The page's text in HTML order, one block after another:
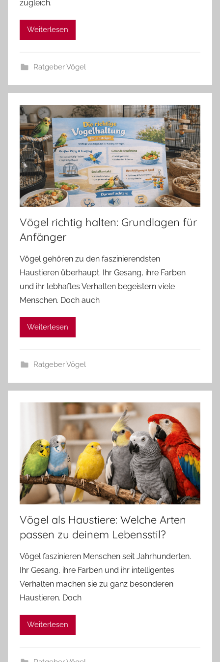
zugleich.
Weiterlesen
Ratgeber Vögel
Vögel richtig halten: Grundlagen für
Anfänger
Vögel gehören zu den faszinierendsten
Haustieren überhaupt. Ihr Gesang, ihre Farben
und ihr lebhaftes Verhalten begeistern viele
Menschen. Doch auch
Weiterlesen
Ratgeber Vögel
Vögel als Haustiere: Welche Arten
passen zu deinem Lebensstil?
Vögel faszinieren Menschen seit Jahrhunderten.
Ihr Gesang, ihre Farben und ihr intelligentes
Verhalten machen sie zu ganz besonderen
Haustieren. Doch
Weiterlesen